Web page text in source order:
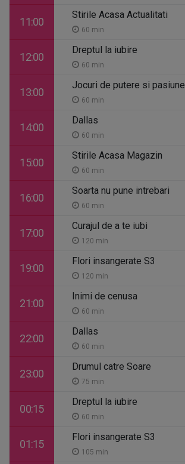
11:00
Stirile Acasa Actualitati
60 min
12:00
Dreptul la iubire
60 min
13:00
Jocuri de putere si pasiune
60 min
14:00
Dallas
60 min
15:00
Stirile Acasa Magazin
60 min
16:00
Soarta nu pune intrebari
60 min
17:00
Curajul de a te iubi
120 min
19:00
Flori insangerate S3
120 min
21:00
Inimi de cenusa
60 min
22:00
Dallas
60 min
23:00
Drumul catre Soare
75 min
00:15
Dreptul la iubire
60 min
01:15
Flori insangerate S3
105 min